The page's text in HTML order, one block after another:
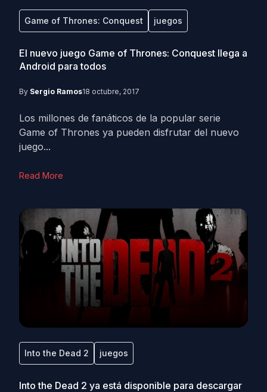
Game of Thrones: Conquest juegos
El nuevo juego Game of Thrones: Conquest llega a
Android para todos
By Sergio Ramos18 octubre, 2017
Los millones de fanáticos de la popular serie
Game of Thrones ya pueden disfrutar del nuevo
juego...
Read More
Into the Dead 2 juegos
Into the Dead 2 ya está disponible para descargar